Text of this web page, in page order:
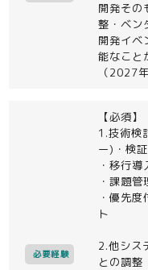
開発その
整・ベン
開発イベ
能なこと
（2027
必要経験
【必須】
1.技術検
ー)・検
・移行
・課題
・優先
ト
2.他シス
との調整